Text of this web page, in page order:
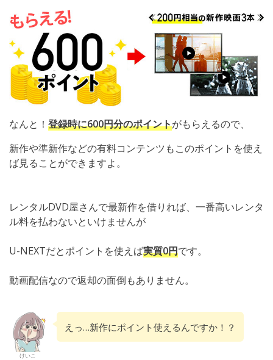
なんと！ 登録時に600円分のポイントがもらえるので、
新作や準新作などの有料コンテンツもこのポイントを使え
ば見ることができますよ。
レンタルDVD屋さんで最新作を借りれば、一番高いレンタ
ル料を払わないといけませんが
U-NEXTだとポイントを使えば実質0円です。
動画配信なので返却の面倒もありません。
けいこ
えっ…新作にポイント使えるんですか！？